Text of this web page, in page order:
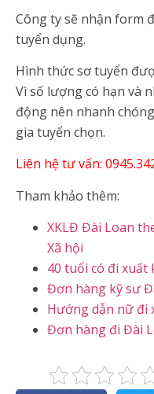
Công ty sẽ nhận form
tuyển dụng.
Hình thức sơ tuyển
Vì số lượng có hạn và
động nên nhanh
gia tuyển chọn.
Liên hệ tư vấn:
Tham khảo thêm:
XKLĐ Đài Loan
Xã hội
40 tuổi có đi
Đơn hàng kỹ sư
Hướng dẫn nữ đi
Đơn hàng đi Đài